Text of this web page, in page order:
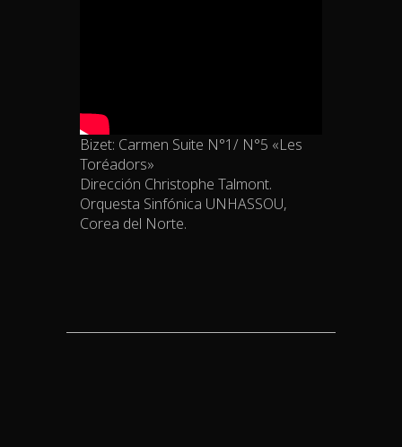
Bizet: Carmen Suite N°1/ N°5 «Les
Toréadors»
Dirección Christophe Talmont.
Orquesta Sinfónica UNHASSOU,
Corea del Norte.